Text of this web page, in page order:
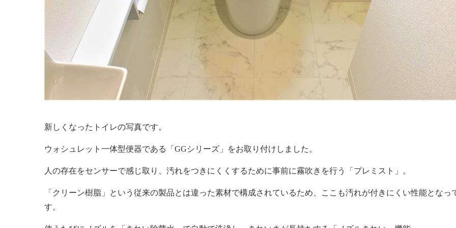
新しくなったトイレの写真です。
ウォシュレット一体型便器である「GGシリーズ」をお取り付けしました。
人の存在をセンサーで感じ取り、汚れをつきにくくするために事前に霧吹きを行う「プレミスト」。
「クリーン樹脂」という従来の製品とは違った素材で構成されているため、ここも汚れが付きにくい性能となっ
す。